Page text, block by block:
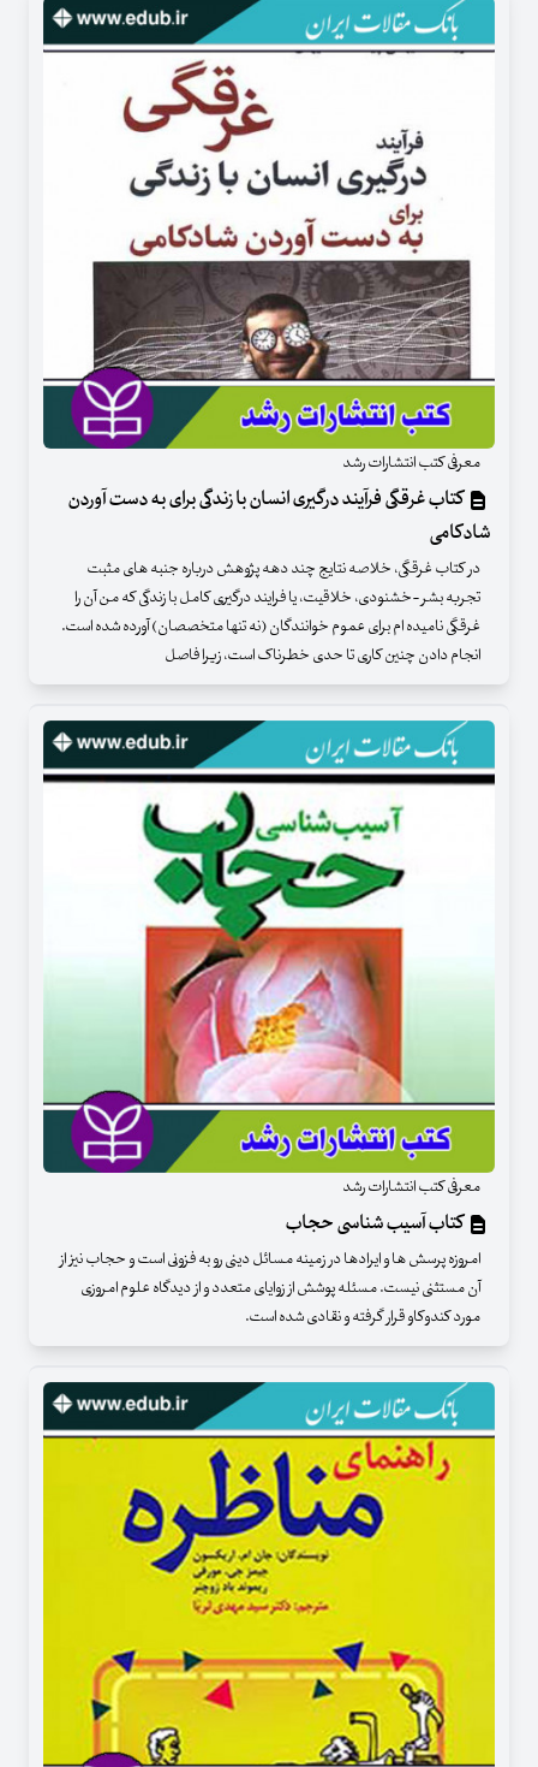
معرفی کتب انتشارات رشد
کتاب غرقگی فرآیند درگیری انسان با زندگی برای به دست آوردن
شادکامی
در کتاب غرقگی، خلاصه نتایج چند دهه پژوهش درباره جنبه های مثبت
تجربه بشر -خشنودی، خلاقیت، یا فرایند درگیری کامل با زندگی که من آن را
غرقگی نامیده ام برای عموم خوانندگان (نه تنها متخصصان) آورده شده است.
انجام دادن چنین کاری تا حدی خطرناک است، زیرا فاصل
معرفی کتب انتشارات رشد
کتاب آسیب شناسی حجاب
امروزه پرسش ها و ایرادها در زمینه مسائل دینی رو به فزونی است و حجاب نیز از
آن مستثنی نیست. مسئله پوشش از زوایای متعدد و از دیدگاه علوم امروزی
مورد کندوکاو قرار گرفته و نقادی شده است.